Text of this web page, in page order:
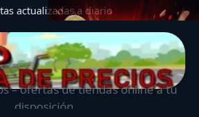
actualizadas a diario
– ofertas de tiendas online a tu
disposición.